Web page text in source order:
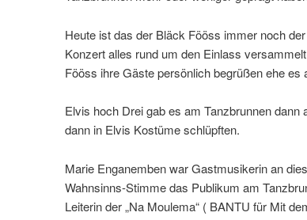
Heute ist das der Bläck Fööss immer noch
Konzert alles rund um den Einlass
Fööss ihre Gäste persönlich begrüßen ehe es
Elvis hoch Drei gab es am Tanzbrunnen
dann in Elvis Kostüme schlüpften.
Marie Enganemben war Gastmusikerin an
Wahnsinns-Stimme das Publikum am
Leiterin der „Na Moulema“ ( BANTU für Mit